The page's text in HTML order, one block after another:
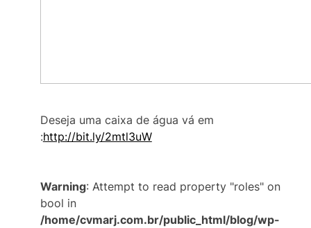
Deseja uma caixa de água vá em
:http://bit.ly/2mtl3uW
Warning: Attempt to read property "roles" on
bool in
/home/cvmarj.com.br/public_html/blog/wp-